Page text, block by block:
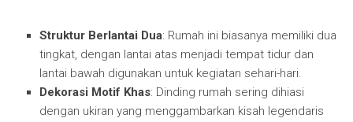
Struktur Berlantai Dua: Rumah ini biasanya memiliki dua
tingkat, dengan lantai atas menjadi tempat tidur dan
lantai bawah digunakan untuk kegiatan sehari-hari.
Dekorasi Motif Khas: Dinding rumah sering dihiasi
dengan ukiran yang menggambarkan kisah legendaris